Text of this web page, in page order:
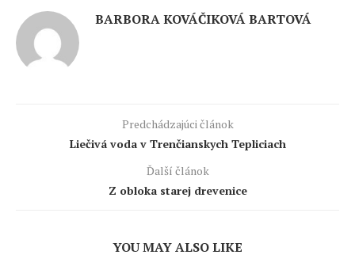
BARBORA KOVÁČIKOVÁ BARTOVÁ
Predchádzajúci článok
Liečivá voda v Trenčianskych Tepliciach
Ďalší článok
Z obloka starej drevenice
YOU MAY ALSO LIKE